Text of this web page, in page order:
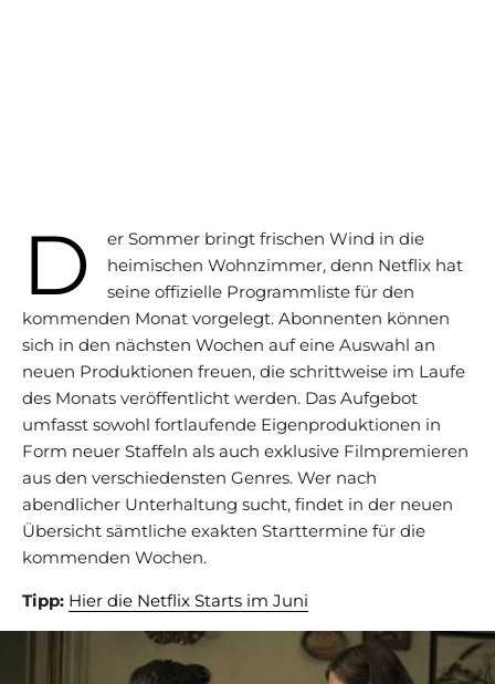
D
er Sommer bringt frischen Wind in die
heimischen Wohnzimmer, denn Netflix hat
seine offizielle Programmliste für den
kommenden Monat vorgelegt. Abonnenten können
sich in den nächsten Wochen auf eine Auswahl an
neuen Produktionen freuen, die schrittweise im Laufe
des Monats veröffentlicht werden. Das Aufgebot
umfasst sowohl fortlaufende Eigenproduktionen in
Form neuer Staffeln als auch exklusive Filmpremieren
aus den verschiedensten Genres. Wer nach
abendlicher Unterhaltung sucht, findet in der neuen
Übersicht sämtliche exakten Starttermine für die
kommenden Wochen.
Tipp: Hier die Netflix Starts im Juni